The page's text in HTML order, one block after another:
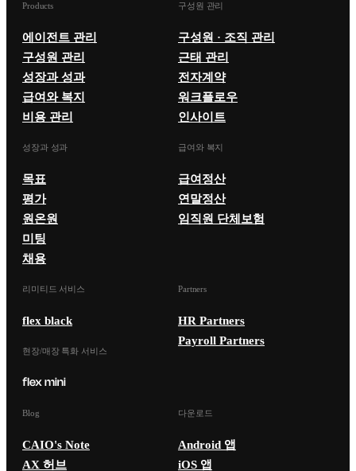
Products
에이전트 관리
구성원 관리
성장과 성과
급여와 복지
비용 관리
구성원 관리
구성원 · 조직 관리
근태 관리
전자계약
워크플로우
인사이트
성장과 성과
목표
평가
원온원
미팅
채용
급여와 복지
급여정산
연말정산
임직원 단체보험
리미티드 서비스
flex black
현장/매장 특화 서비스
Partners
HR Partners
Payroll Partners
Blog
CAIO's Note
AX 허브
다운로드
Android 앱
iOS 앱